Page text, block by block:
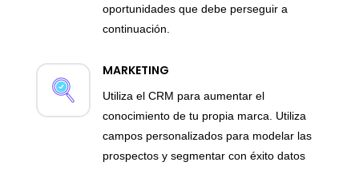
oportunidades que debe perseguir a
continuación.
MARKETING
Utiliza el CRM para aumentar el
conocimiento de tu propia marca. Utiliza
campos personalizados para modelar las
prospectos y segmentar con éxito datos